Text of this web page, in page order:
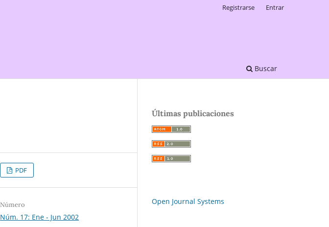
Buscar
Registrarse Entrar
PDF
Número
Núm. 17: Ene - Jun 2002
Últimas publicaciones
Open Journal Systems